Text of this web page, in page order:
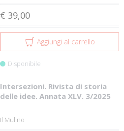
€ 39,00
Aggiungi al carrello
Disponibile
Intersezioni. Rivista di storia
delle idee. Annata XLV. 3/2025
Il Mulino